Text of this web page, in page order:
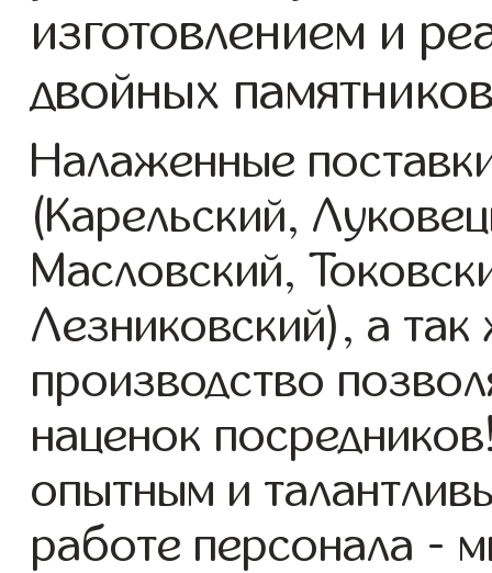
изготовлением и
двойных
Налаженные
(Карельский,
Масловский,
Лезниковский), а
производство
наценок
опытным и
работе персонала -